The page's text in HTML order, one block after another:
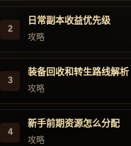
2
日常副本收益优先级
攻略
3
装备回收和转生路线解析
攻略
4
新手前期资源怎么分配
攻略